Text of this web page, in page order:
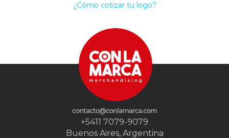
¿Cómo cotizar tu logo?
+5411 7079-9079
Buenos Aires, Argentina